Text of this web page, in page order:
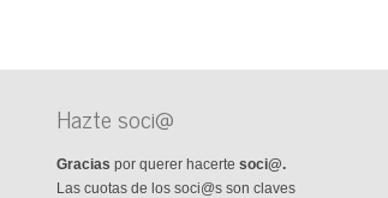
Hazte soci@
Gracias por querer hacerte soci@.
Las cuotas de los soci@s son claves